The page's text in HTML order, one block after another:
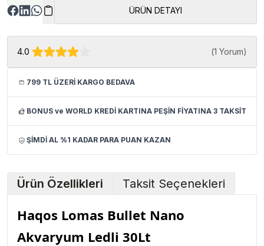
ÜRÜN DETAYI
4.0 (1 Yorum)
799 TL ÜZERİ KARGO BEDAVA
BONUS ve WORLD KREDİ KARTINA PEŞİN FİYATINA 3 TAKSİT
ŞİMDİ AL %1 KADAR PARA PUAN KAZAN
Ürün Özellikleri Taksit Seçenekleri
Haqos Lomas Bullet Nano
Akvaryum Ledli 30Lt